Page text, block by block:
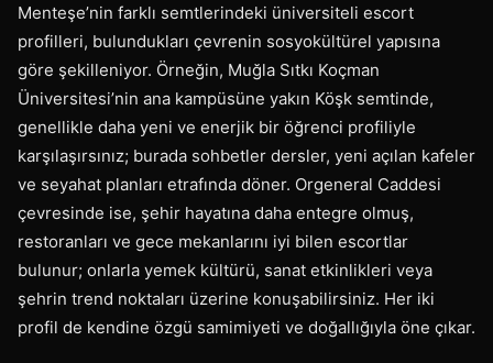
Menteşe’nin farklı semtlerindeki üniversiteli escort
profilleri, bulundukları çevrenin sosyokültürel yapısına
göre şekilleniyor. Örneğin, Muğla Sıtkı Koçman
Üniversitesi’nin ana kampüsüne yakın Köşk semtinde,
genellikle daha yeni ve enerjik bir öğrenci profiliyle
karşılaşırsınız; burada sohbetler dersler, yeni açılan kafeler
ve seyahat planları etrafında döner. Orgeneral Caddesi
çevresinde ise, şehir hayatına daha entegre olmuş,
restoranları ve gece mekanlarını iyi bilen escortlar
bulunur; onlarla yemek kültürü, sanat etkinlikleri veya
şehrin trend noktaları üzerine konuşabilirsiniz. Her iki
profil de kendine özgü samimiyeti ve doğallığıyla öne çıkar.